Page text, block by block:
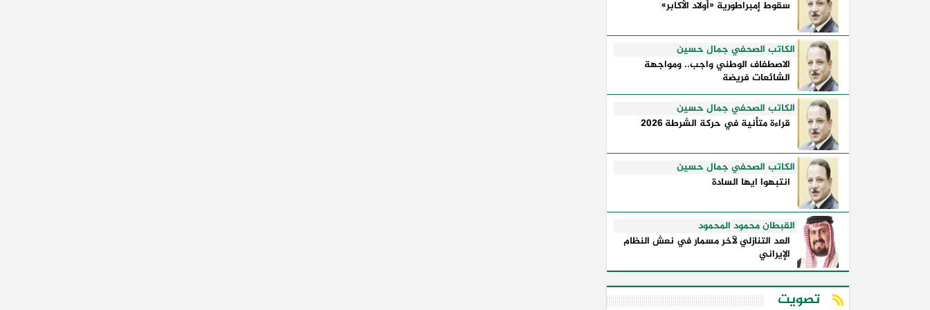
تفصل بين القوة ...
سقوط إمبراطورية «أولاد الأكابر»
الكاتب الصحفي جمال حسين
الاصطفاف الوطني واجب.. ومواجهة
الشائعات فريضة
الكاتب الصحفي جمال حسين
قراءة متأنية في حركة الشرطة 2026
الكاتب الصحفي جمال حسين
انتبهوا ايها السادة
القبطان محمود المحمود
العد التنازلي لآخر مسمار في نعش النظام
الإيراني
تصويت